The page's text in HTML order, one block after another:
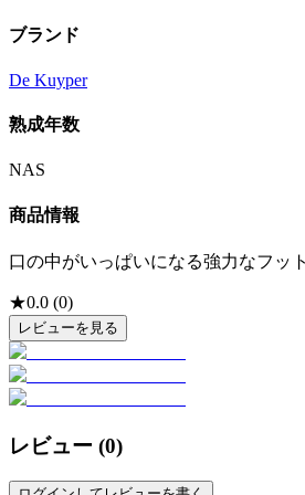
ブランド
De Kuyper
熟成年数
NAS
商品情報
口の中がいっぱいになる強力なフッ
★0.0 (0)
レビューを見る
レビュー (0)